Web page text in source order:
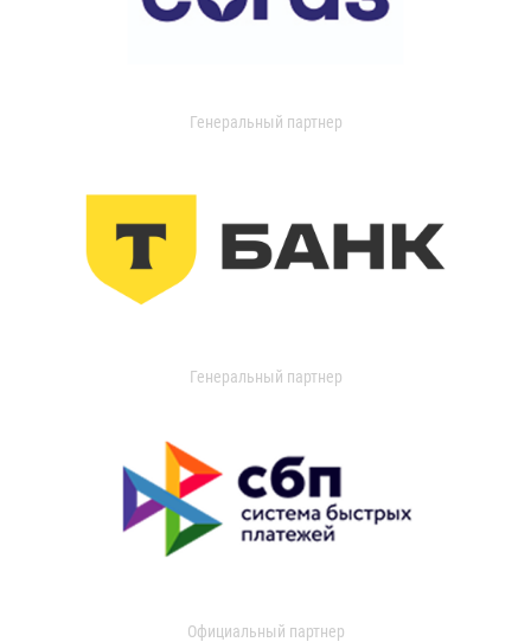
Генеральный партнер
Генеральный партнер
Официальный партнер